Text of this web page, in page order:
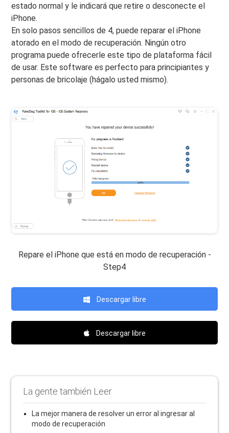
estado normal y le indicará que retire o desconecte el
iPhone.
En solo pasos sencillos de 4, puede reparar el iPhone
atorado en el modo de recuperación. Ningún otro
programa puede ofrecerle este tipo de plataforma fácil
de usar. Este software es perfecto para principiantes y
personas de bricolaje (hágalo usted mismo).
Repare el iPhone que está en modo de recuperación -
Step4
Descargar libre
Descargar libre
La gente también Leer
La mejor manera de resolver un error al ingresar al
modo de recuperación